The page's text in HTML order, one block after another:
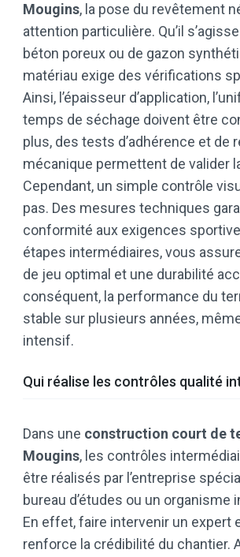
Mougins, la pose du revêtement
attention particulière. Qu’il
béton poreux ou de gazon
matériau exige des vérifications
Ainsi, l’épaisseur d’application,
temps de séchage doivent être
plus, des tests d’adhérence et de
mécanique permettent de valider
Cependant, un simple contrôle
pas. Des mesures techniques
conformité aux exigences
étapes intermédiaires, vous
de jeu optimal et une durabilité
conséquent, la performance du
stable sur plusieurs années,
intensif.
Qui réalise les contrôles qualité
Dans une construction court de
Mougins, les contrôles
être réalisés par l’entreprise
bureau d’études ou un organisme
En effet, faire intervenir un expert
renforce la crédibilité du chantier.